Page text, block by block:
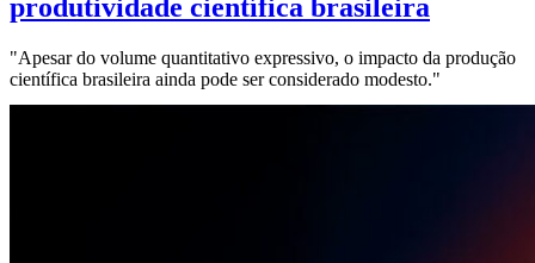
produtividade científica brasileira
"Apesar do volume quantitativo expressivo, o impacto da produção
científica brasileira ainda pode ser considerado modesto."